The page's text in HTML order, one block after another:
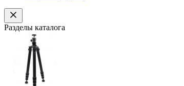
Разделы каталога